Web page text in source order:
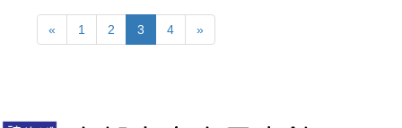
« 1 2 3 4 »